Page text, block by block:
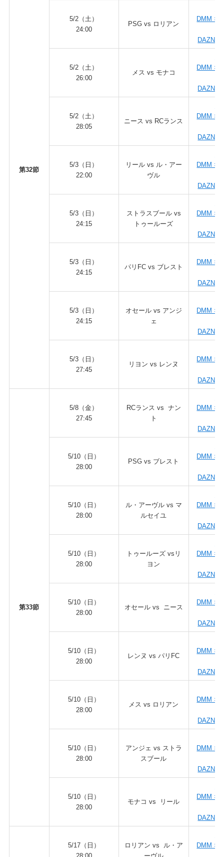
第32節
5/2（土）
24:00
PSG vs ロリアン
DMM ×
DAZN
5/2（土）
26:00
メス vs モナコ
DMM ×
DAZN
5/2（土）
28:05
ニース vs RCランス
DMM ×
DAZN
5/3（日）
22:00
リール vs ル・アー
ヴル
DMM ×
DAZN
5/3（日）
24:15
ストラスブール vs
トゥールーズ
DMM ×
DAZN
5/3（日）
24:15
パリFC vs ブレスト
DMM ×
DAZN
5/3（日）
24:15
オセール vs アンジ
ェ
DMM ×
DAZN
5/3（日）
27:45
リヨン vs レンヌ
DMM ×
DAZN
第33節
5/8（金）
27:45
RCランス vs ナン
ト
DMM ×
DAZN
5/10（日）
28:00
PSG vs ブレスト
DMM ×
DAZN
5/10（日）
28:00
ル・アーヴル vs マ
ルセイユ
DMM ×
DAZN
5/10（日）
28:00
トゥールーズ vsリ
ヨン
DMM ×
DAZN
5/10（日）
28:00
オセール vs ニース
DMM ×
DAZN
5/10（日）
28:00
レンヌ vs パリFC
DMM ×
DAZN
5/10（日）
28:00
メス vs ロリアン
DMM ×
DAZN
5/10（日）
28:00
アンジェ vs ストラ
スブール
DMM ×
DAZN
5/10（日）
28:00
モナコ vs リール
DMM ×
DAZN
5/17（日）
ロリアン vs ル・ア
DMM ×